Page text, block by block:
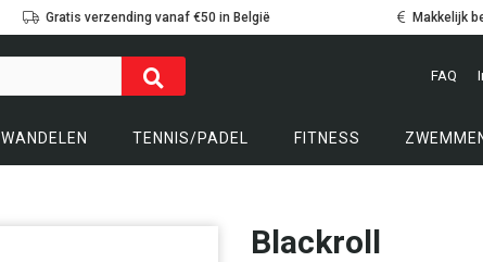
Gratis verzending vanaf €50 in België Makkelijk
FAQ
WANDELEN TENNIS/PADEL FITNESS
Blackroll